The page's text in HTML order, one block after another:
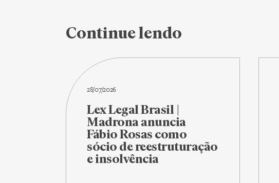
Continue lendo
28/07/2026
Lex Legal Brasil |
Madrona anuncia
Fábio Rosas como
sócio de reestruturação
e insolvência